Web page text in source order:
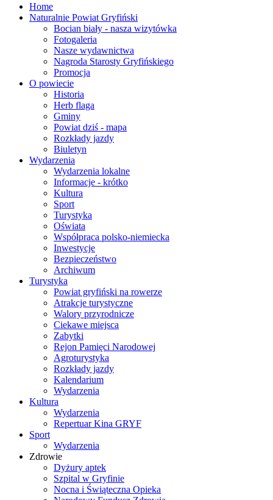
Home
Naturalnie Powiat Gryfiński
Bocian biały - nasza wizytówka
Fotogaleria
Nasze wydawnictwa
Nagroda Starosty Gryfińskiego
Promocja
O powiecie
Historia
Herb flaga
Gminy
Powiat dziś - mapa
Rozkłady jazdy
Biuletyn
Wydarzenia
Wydarzenia lokalne
Informacje - krótko
Kultura
Sport
Turystyka
Oświata
Współpraca polsko-niemiecka
Inwestycje
Bezpieczeństwo
Archiwum
Turystyka
Powiat gryfiński na rowerze
Atrakcje turystyczne
Walory przyrodnicze
Ciekawe miejsca
Zabytki
Rejon Pamięci Narodowej
Agroturystyka
Rozkłady jazdy
Kalendarium
Wydarzenia
Kultura
Wydarzenia
Repertuar Kina GRYF
Sport
Wydarzenia
Zdrowie
Dyżury aptek
Szpital w Gryfinie
Nocna i Świąteczna Opieka